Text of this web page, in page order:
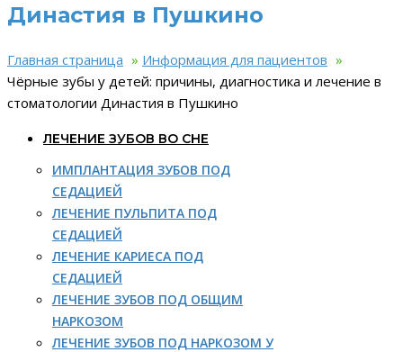
Династия в Пушкино
Главная страница » Информация для пациентов »
Чёрные зубы у детей: причины, диагностика и лечение в
стоматологии Династия в Пушкино
ЛЕЧЕНИЕ ЗУБОВ ВО СНЕ
ИМПЛАНТАЦИЯ ЗУБОВ ПОД
СЕДАЦИЕЙ
ЛЕЧЕНИЕ ПУЛЬПИТА ПОД
СЕДАЦИЕЙ
ЛЕЧЕНИЕ КАРИЕСА ПОД
СЕДАЦИЕЙ
ЛЕЧЕНИЕ ЗУБОВ ПОД ОБЩИМ
НАРКОЗОМ
ЛЕЧЕНИЕ ЗУБОВ ПОД НАРКОЗОМ У